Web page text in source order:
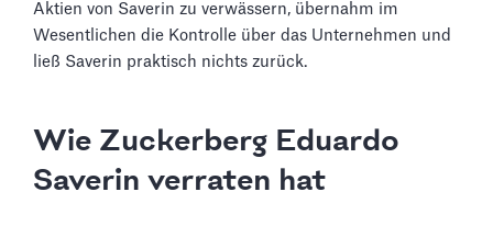
Aktien von Saverin zu verwässern, übernahm im
Wesentlichen die Kontrolle über das Unternehmen und
ließ Saverin praktisch nichts zurück.
Wie Zuckerberg Eduardo
Saverin verraten hat